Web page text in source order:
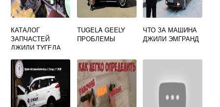
КАТАЛОГ
ЗАПЧАСТЕЙ
ДЖИЛИ ТУГЕЛА
TUGELA GEELY
ПРОБЛЕМЫ
ЧТО ЗА МАШИНА
ДЖИЛИ ЭМГРАНД